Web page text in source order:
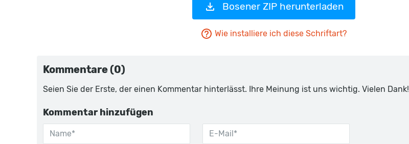
Bosener ZIP herunterladen
Wie installiere ich diese Schriftart?
Kommentare (0)
Seien Sie der Erste, der einen Kommentar hinterlässt. Ihre Meinung ist uns wichtig. Vielen Dank!
Kommentar hinzufügen